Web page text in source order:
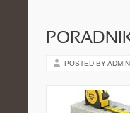
POSTED BY ADMIN